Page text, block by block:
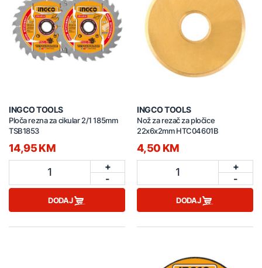
INGCO TOOLS
Ploča rezna za cikular 2/1 185mm
TSB1853
14,95 KM
1
+
-
DODAJ
INGCO TOOLS
Nož za rezač za pločice
22x6x2mm HTC04601B
4,50 KM
1
+
-
DODAJ